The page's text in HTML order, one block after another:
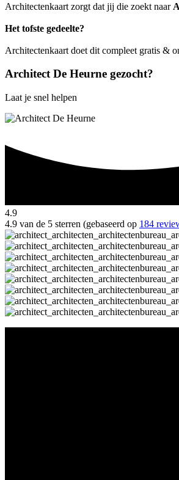
Architectenkaart zorgt dat jij die zoekt naar
Het tofste gedeelte?
Architectenkaart doet dit compleet gratis &
Architect De Heurne gezocht?
Laat je snel helpen
4.9
4.9 van de 5 sterren (gebaseerd op 184